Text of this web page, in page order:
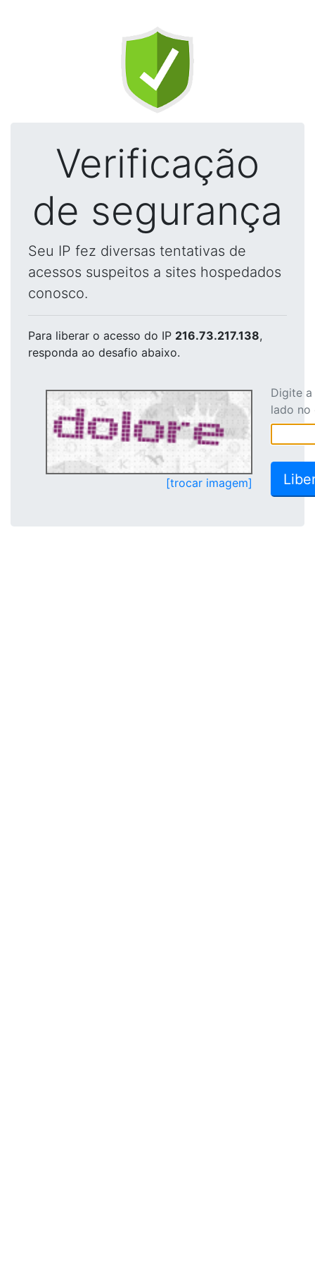
Verificação
de segurança
Seu IP fez diversas tentativas de
acessos suspeitos a sites hospedados
conosco.
Para liberar o acesso do IP 216.73.217.138,
responda ao desafio abaixo.
[trocar imagem]
Digite
lado no